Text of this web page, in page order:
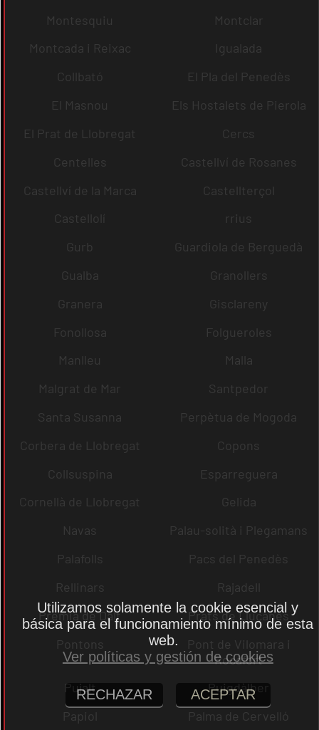
Montesquiu
Montclar
Montcada i Reixac
Igualada
Collbató
El Pla del Penedès
El Masnou
Els Hostalets de Pierola
El Prat de Llobregat
Cercs
Centelles
Castellví de Rosanes
Castellví de la Marca
Castellterçol
Castellolí
rrius
Gurb
Guardiola de Berguedà
Gualba
Granollers
Granera
Gisclareny
Fonollosa
Folgueroles
Manlleu
Malla
Malgrat de Mar
Santpedor
Santa Susanna
Perpètua de Mogoda
Corbera de Llobregat
Copons
Collsuspina
Esparreguera
Cornellà de Llobregat
Gelida
Navas
Palau-solità i Plegamans
Palafolls
Pacs del Penedès
Rellinars
Rajadell
Premià de Dalt
Prats de Lluçanès
Pontons
Pont de Vilomara i
Rocafort
Pujalt
Puigdàlber
Papiol
Palma de Cervelló
Utilizamos solamente la cookie esencial y
básica para el funcionamiento mínimo de esta
web.
Ver políticas y gestión de cookies
RECHAZAR ACEPTAR